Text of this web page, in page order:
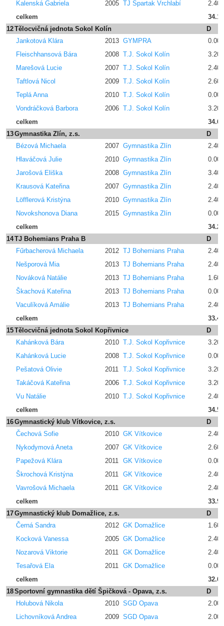
Kalenská Gabriela 2005 TJ Spartak Vrchlabí
2.400
celkem
12Tělocvičná jednota Sokol Kolín
D
Jankotová Klára
2013 GYMPRA
0.00
Fleischhansová Bára
2008 T.J. Sokol Kolín
3.200
Marešová Lucie
2007 T.J. Sokol Kolín
2.400
Taftlová Nicol
2009 T.J. Sokol Kolín
2.600
Teplá Anna
2010 T.J. Sokol Kolín
0.00
Vondráčková Barbora
2006 T.J. Sokol Kolín
3.200
celkem
13Gymnastika Zlín, z.s.
D
Bézová Michaela
2007 Gymnastika Zlín
2.400
Hlaváčová Julie
2010 Gymnastika Zlín
0.00
Jarošová Eliška
2008 Gymnastika Zlín
3.400
Krausová Kateřina
2007 Gymnastika Zlín
2.400
Löfflerová Kristýna
2010 Gymnastika Zlín
2.400
Novokshonova Diana
2015 Gymnastika Zlín
0.00
celkem
14TJ Bohemians Praha B
D
Fűrbacherová Michaela
2012 TJ Bohemians Praha
2.400
Nešporová Mia
2013 TJ Bohemians Praha
2.400
Nováková Natálie
2013 TJ Bohemians Praha
1.600
Škachová Kateřina
2013 TJ Bohemians Praha
0.00
Vaculíková Amálie
2013 TJ Bohemians Praha
2.400
celkem
15Tělocvičná jednota Sokol Kopřivnice
D
Kahánková Bára
2010 T.J. Sokol Kopřivnice
3.200
Kahánková Lucie
2008 T.J. Sokol Kopřivnice
0.00
Pešatová Olivie
2011 T.J. Sokol Kopřivnice
3.200
Takáčová Kateřina
2006 T.J. Sokol Kopřivnice
3.200
Vu Natálie
2010 T.J. Sokol Kopřivnice
2.400
celkem
16Gymnastický klub Vítkovice, z.s.
D
Čechová Sofie
2010 GK Vítkovice
2.400
Nykodymová Aneta
2007 GK Vítkovice
2.600
Papežová Klára
2011 GK Vítkovice
0.00
Škrochová Kristýna
2011 GK Vítkovice
2.400
Vavrošová Michaela
2011 GK Vítkovice
2.400
celkem
17Gymnastický klub Domažlice, z.s.
D
Černá Sandra
2012 GK Domažlice
1.600
Kocková Vanessa
2005 GK Domažlice
2.400
Nozarová Viktorie
2011 GK Domažlice
2.400
Tesařová Ela
2011 GK Domažlice
0.00
celkem
18Sportovní gymnastika dětí Špičková - Opava, z.s.
D
Holubová Nikola
2010 SGD Opava
2.000
Lichovníková Andrea
2009 SGD Opava
2.000